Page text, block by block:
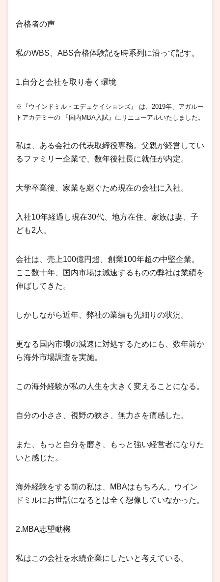
合格者の声
私のWBS、ABS合格体験記を時系列に沿って記す。
1.自分と会社を取り巻く環境
※『ウインドミル・エデュケイションズ』 は、2019年、アガルー
トアカデミーの 『国内MBA入試』にリニューアルいたしました。
私は、ある会社の代表取締役専務。父親が経営してい
るファミリー企業で、数年後社長に就任が内定。
大学卒業後、家業を継ぐため現在の会社に入社。
入社10年経過し現在30代、地方在住、家族は妻、子
ども2人。
会社は、売上100億円超、創業100年超の中堅企業。
ここ数十年、国内市場は減速するものの弊社は業績を
伸ばしてきた。
しかしながら近年、弊社の業績も先細りの状況。
更なる国内市場の減速に対処するためにも、数年前か
ら海外市場調査を実施。
この海外経験が私の人生を大きく変えることになる。
自分の小ささ、視野の狭さ、無力さを痛感した。
また、もっと自分を磨き、もっと強い経営者になりた
いと感じた。
海外経験をする前の私は、MBAはもちろん、ウイン
ドミルにお世話になるとは全く想像していなかった。
2.MBA志望動機
私はこの会社を永続企業にしたいと考えている。